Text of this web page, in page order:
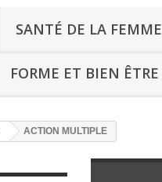
SANTÉ DE LA FEMME
FORME ET BIEN ÊTRE
ACTION MULTIPLE